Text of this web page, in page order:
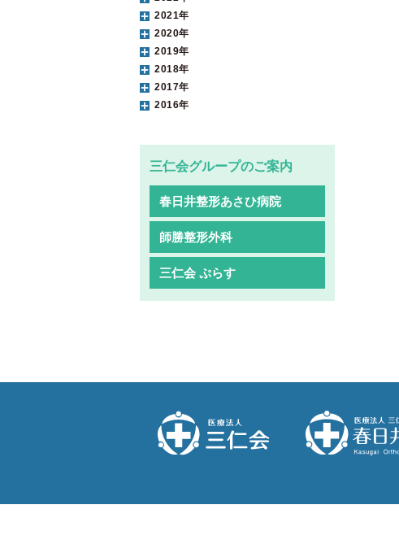
2021年
2020年
2019年
2018年
2017年
2016年
三仁会グループのご案内
春日井整形あさひ病院
師勝整形外科
三仁会 ぷらす